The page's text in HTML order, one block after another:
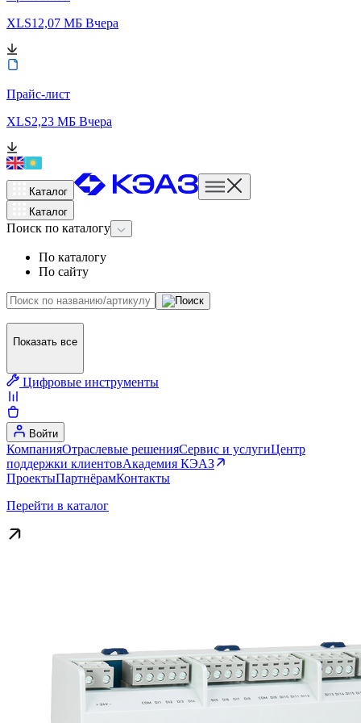
XLS12,07 МБ Вчера
Прайс-лист
XLS2,23 МБ Вчера
Каталог
Каталог
Поиск по каталогу
По каталогу
По сайту
Показать все
Цифровые инструменты
Войти
КомпанияОтраслевые решенияСервис и услугиЦентр
поддержки клиентовАкадемия КЭАЗ
ПроектыПартнёрамКонтакты
Перейти в каталог